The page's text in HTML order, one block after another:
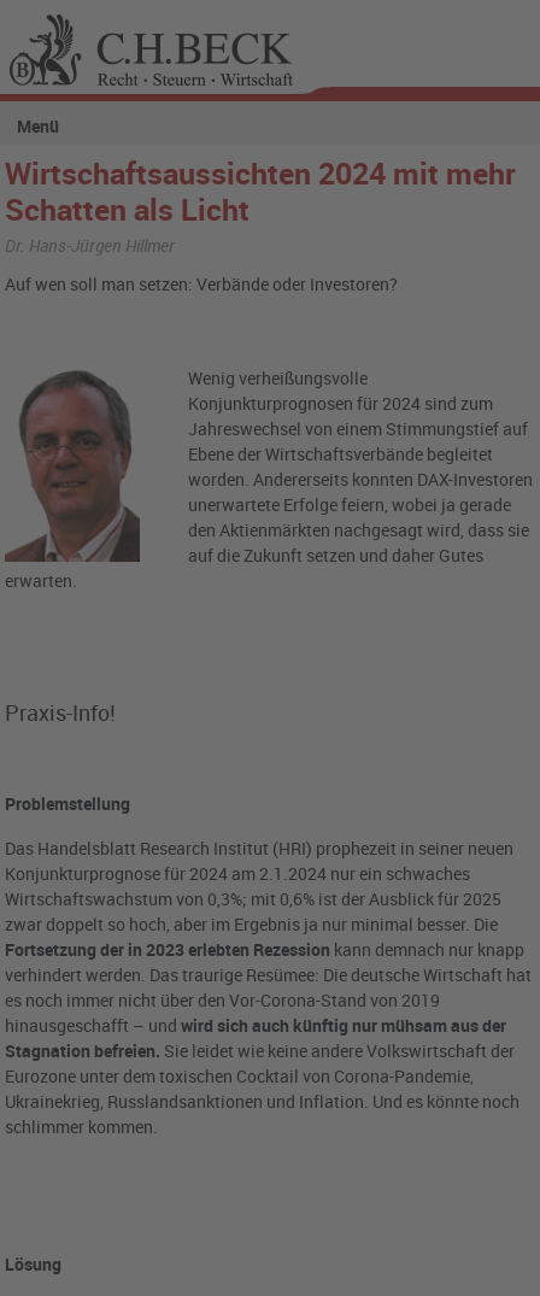
Menü
Wirtschaftsaussichten 2024 mit mehr
Schatten als Licht
Dr. Hans-Jürgen Hillmer
Auf wen soll man setzen: Verbände oder Investoren?
Wenig verheißungsvolle
Konjunkturprognosen für 2024 sind zum
Jahreswechsel von einem Stimmungstief auf
Ebene der Wirtschaftsverbände begleitet
worden. Andererseits konnten DAX-Investoren
unerwartete Erfolge feiern, wobei ja gerade
den Aktienmärkten nachgesagt wird, dass sie
auf die Zukunft setzen und daher Gutes
erwarten.
Praxis-Info!
Problemstellung
Das Handelsblatt Research Institut (HRI) prophezeit in seiner neuen
Konjunkturprognose für 2024 am 2.1.2024 nur ein schwaches
Wirtschaftswachstum von 0,3%; mit 0,6% ist der Ausblick für 2025
zwar doppelt so hoch, aber im Ergebnis ja nur minimal besser. Die
Fortsetzung der in 2023 erlebten Rezession kann demnach nur knapp
verhindert werden. Das traurige Resümee: Die deutsche Wirtschaft hat
es noch immer nicht über den Vor-Corona-Stand von 2019
hinausgeschafft – undwird sich auch künftig nur mühsam aus der
Stagnation befreien. Sie leidet wie keine andere Volkswirtschaft der
Eurozone unter dem toxischen Cocktail von Corona-Pandemie,
Ukrainekrieg, Russlandsanktionen und Inflation. Und es könnte noch
schlimmer kommen.
Lösung